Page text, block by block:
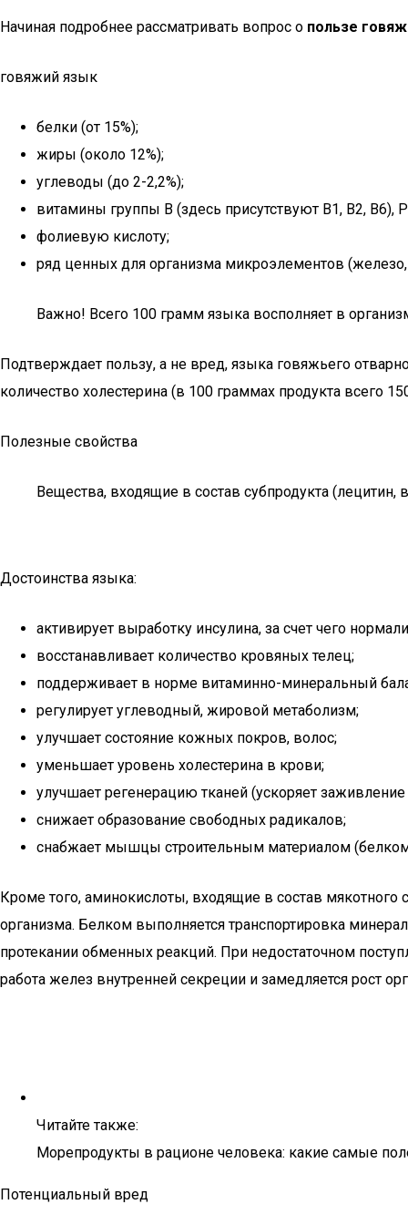
Начиная подробнее рассматривать вопрос о пользе
говяжий язык
белки (от 15%);
жиры (около 12%);
углеводы (до 2-2,2%);
витамины группы В (здесь присутствуют В1, В2, В6),
фолиевую кислоту;
ряд ценных для организма микроэлементов
Важно! Всего 100 грамм языка восполняет в
Подтверждает пользу, а не вред, языка говяжьего
количество холестерина (в 100 граммах продукта всего
Полезные свойства
Вещества, входящие в состав субпродукта
Достоинства языка:
активирует выработку инсулина, за счет чего
восстанавливает количество кровяных телец;
поддерживает в норме витаминно-минеральный
регулирует углеводный, жировой метаболизм;
улучшает состояние кожных покров, волос;
уменьшает уровень холестерина в крови;
улучшает регенерацию тканей (ускоряет заживление
снижает образование свободных радикалов;
снабжает мышцы строительным материалом
Кроме того, аминокислоты, входящие в состав мякотного
организма. Белком выполняется транспортировка
протекании обменных реакций. При недостаточном
работа желез внутренней секреции и замедляется рост
Читайте также:
Морепродукты в рационе человека: какие самые
Потенциальный вред